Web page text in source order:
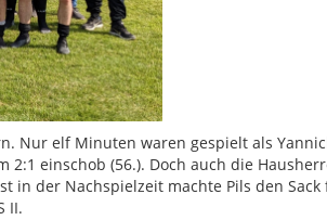
Nur elf Minuten waren gespielt als
einschob (56.). Doch auch die
in der Nachspielzeit machte Pils den
II.